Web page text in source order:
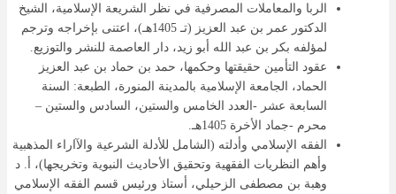
الربا والمعاملات المصرفية في نظر الشريعة الإسلامية، الشيخ
الدكتور عمر بن عبد العزيز (تـ 1405هـ)، اعتنى بإخراجه وترجم
لمؤلفه بكر بن عبد الله أبو زيد، دار العاصمة للنشر والتوزيع.
عقود التأمين حقيقتها وحكمها، حمد بن حماد بن عبد العزيز
الحماد، الجامعة الإسلامية بالمدينة المنورة، الطبعة: السنة
السابعة عشر -العدد الخامس والستين، السادس والستين –
محرم -جماد الأخرة 1405هـ.
الفقه الإسلامي وأدلته (الشامل للأدلة الشرعية والآاراء المذهبية
وأهم النظريات الفقهية وتحقيق الأحاديث النبوية وتخريجها)، أ. د
وهبة بن مصطفى الزحيلي، أستاذ ورئيس قسم الفقه الإسلامي